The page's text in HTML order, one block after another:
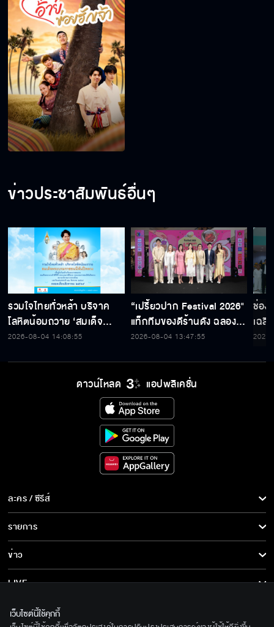
ข่าวประชาสัมพันธ์อื่นๆ
รวมใจไทยทั่วหล้า บริจาค
โลหิตน้อมถวาย ‘สมเด็จ
พระบรมราชชนนีพันปีหลวง’
2026-08-04 14:08:55
“เปรี้ยวปาก Festival 2026"
แท็กทีมของดีร้านดัง ฉลอง
ก้าวสู่ปีที่ 23
2026-08-04 13:47:55
ช่อง
เฉลิ
สมเ
ดาวน์โหลด แอปพลิเคชั่น
ละคร / ซีรีส์
ซีรีส์นานาชาติ
การ์ตูน & เกม
รายการ
ข่าว
ข่าวประชาสัมพันธ์
LIVE
เกี่ยวกับเรา
เว็บไซต์นี้ใช้คุกกี้